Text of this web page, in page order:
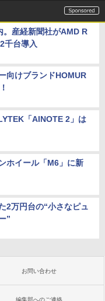
。産経新聞社がAMD R
千台導入
向けブランドHOMUR
「AINOTE 2」は
ホイール「M6」に新
2万円台の“小さなピュ
”
お問い合わせ